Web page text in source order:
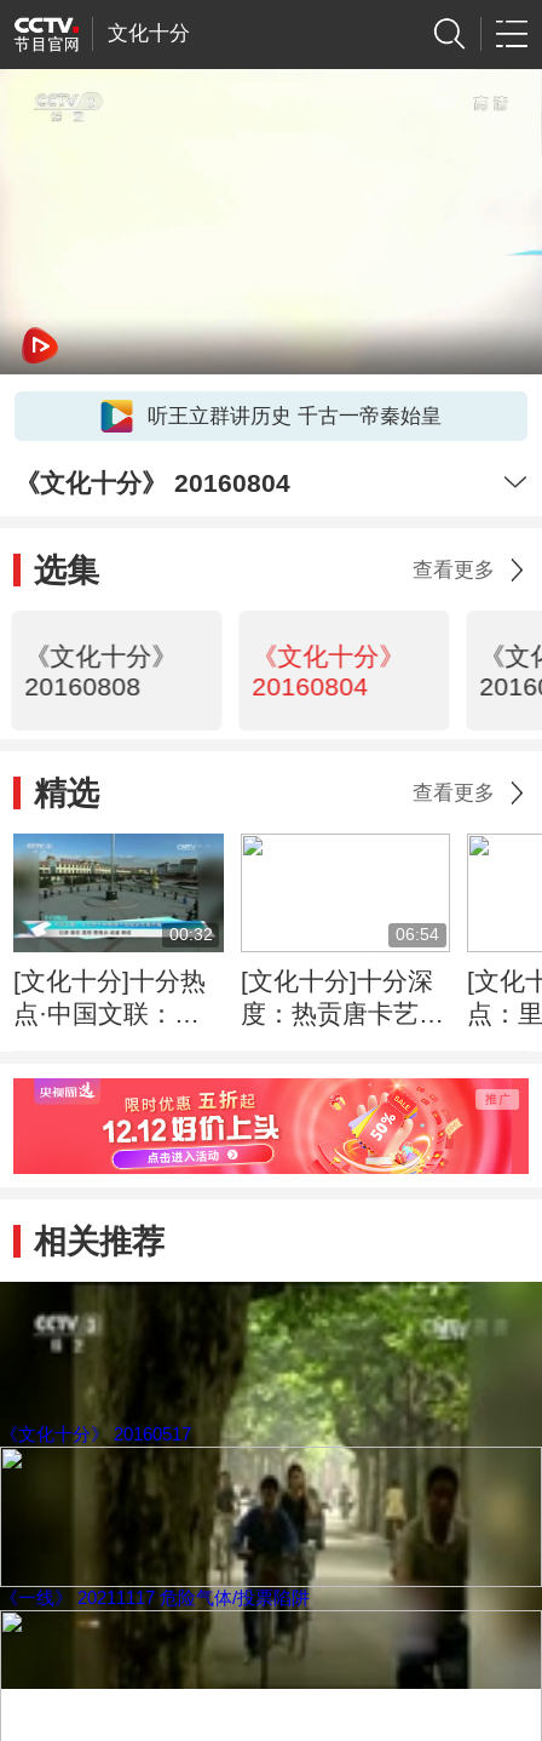
文化十分
听王立群讲历史 千古一帝秦始皇
《文化十分》 20160804
选集 查看更多
《文化十分》
20160808
《文化十分》
20160804
《
精选 查看更多
00:32
[文化十分]十分热
点·中国文联：文
培训全面开展
06:54
[文化十分]十分深
度：热贡唐卡艺术
绘人生
[文化
点：
相关推荐
《文化十分》 20160517
《一线》 20211117 危险气体/投票陷阱